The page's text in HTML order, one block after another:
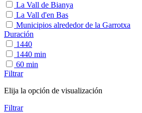
La Vall de Bianya
La Vall d'en Bas
Municipios alrededor de la Garrotxa
Duración
1440
1440 min
60 min
Filtrar
Elija la opción de visualización
Filtrar